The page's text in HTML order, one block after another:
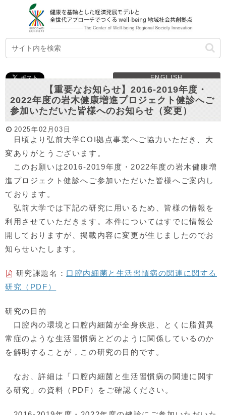
ENGLISH
【重要なお知らせ】2016-2019年度・
2022年度の岩木健康増進プロジェクト健診へご
参加いただいた皆様へのお知らせ（変更）
2025年02月03日
日頃より弘前大学COI拠点事業へご協力いただき、大
変ありがとうございます。
このお願いは2016-2019年度・2022年度の岩木健康増
進プロジェクト健診へご参加いただいた皆様へご案内し
ております。
弘前大学では下記の研究に用いるため、皆様の情報を
利用させていただきます。本件についてはすでに情報公
開しておりますが、掲載内容に変更が生じましたのでお
知らせいたします。
研究課題名： 口腔内細菌と生活習慣病の関連に関する
研究（ PDF ）
研究の目的
口腔内の環境と口腔内細菌が全身疾患、とくに脂質異
常症のような生活習慣病とどのように関係しているのか
を解明することが，この研究の目的です。
なお、詳細は「口腔内細菌と生活習慣病の関連に関す
る研究」の資料（PDF）をご確認ください。